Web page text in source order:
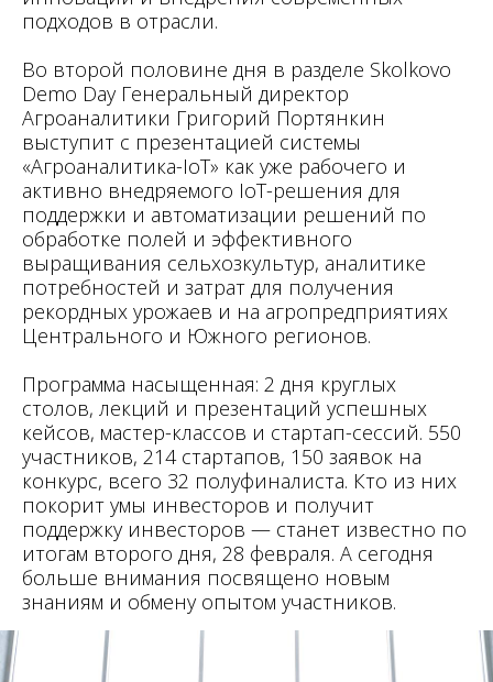
подходов в отрасли.
Во второй половине дня в разделе Skolkovo
Demo Day Генеральный директор
Агроаналитики Григорий Портянкин
выступит с презентацией системы
«Агроаналитика-IoT» как уже рабочего и
активно внедряемого IoT-решения для
поддержки и автоматизации решений по
обработке полей и эффективного
выращивания сельхозкультур, аналитике
потребностей и затрат для получения
рекордных урожаев и на агропредприятиях
Центрального и Южного регионов.
Программа насыщенная: 2 дня круглых
столов, лекций и презентаций успешных
кейсов, мастер-классов и стартап-сессий. 550
участников, 214 стартапов, 150 заявок на
конкурс, всего 32 полуфиналиста. Кто из них
покорит умы инвесторов и получит
поддержку инвесторов — станет известно по
итогам второго дня, 28 февраля. А сегодня
больше внимания посвящено новым
знаниям и обмену опытом участников.